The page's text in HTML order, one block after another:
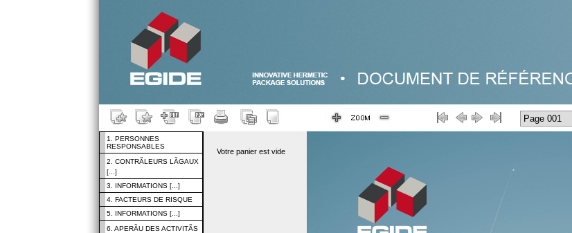
1. PERSONNES
RESPONSABLES
2. CONTRÃLEURS LÃGAUX
[...]
3. INFORMATIONS [...]
4. FACTEURS DE RISQUE
5. INFORMATIONS [...]
6. APERÃU DES ACTIVITÃS
Votre panier est vide